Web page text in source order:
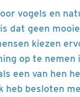
vogels en
dat geen
kiezen
op te nemen
een van hen
heb besloten